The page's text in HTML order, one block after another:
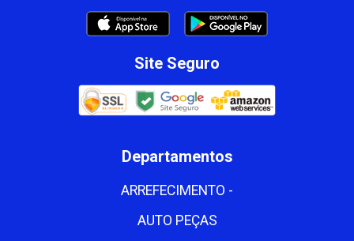
Site Seguro
Departamentos
ARREFECIMENTO -
AUTO PEÇAS